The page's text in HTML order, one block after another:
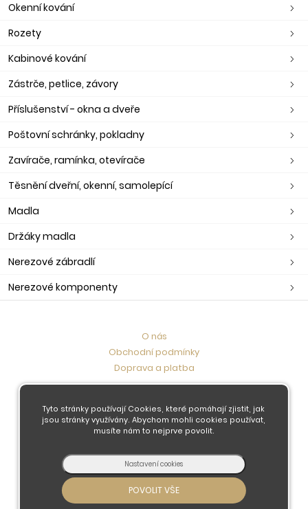
Okenní kování
Rozety
Kabinové kování
Zástrče, petlice, závory
Příslušenství - okna a dveře
Poštovní schránky, pokladny
Zavírače, ramínka, otevírače
Těsnění dveřní, okenní, samolepící
Madla
Držáky madla
Nerezové zábradlí
Nerezové komponenty
O nás
Obchodní podmínky
Doprava a platba
Kontaktujte nás
© 2026 - Developed by Insions.r.o. & Liberec
Tyto stránky používají Cookies, které pomáhají zjistit, jak
jsou stránky využívány. Abychom mohli cookies používat,
musíte nám to nejprve povolit.